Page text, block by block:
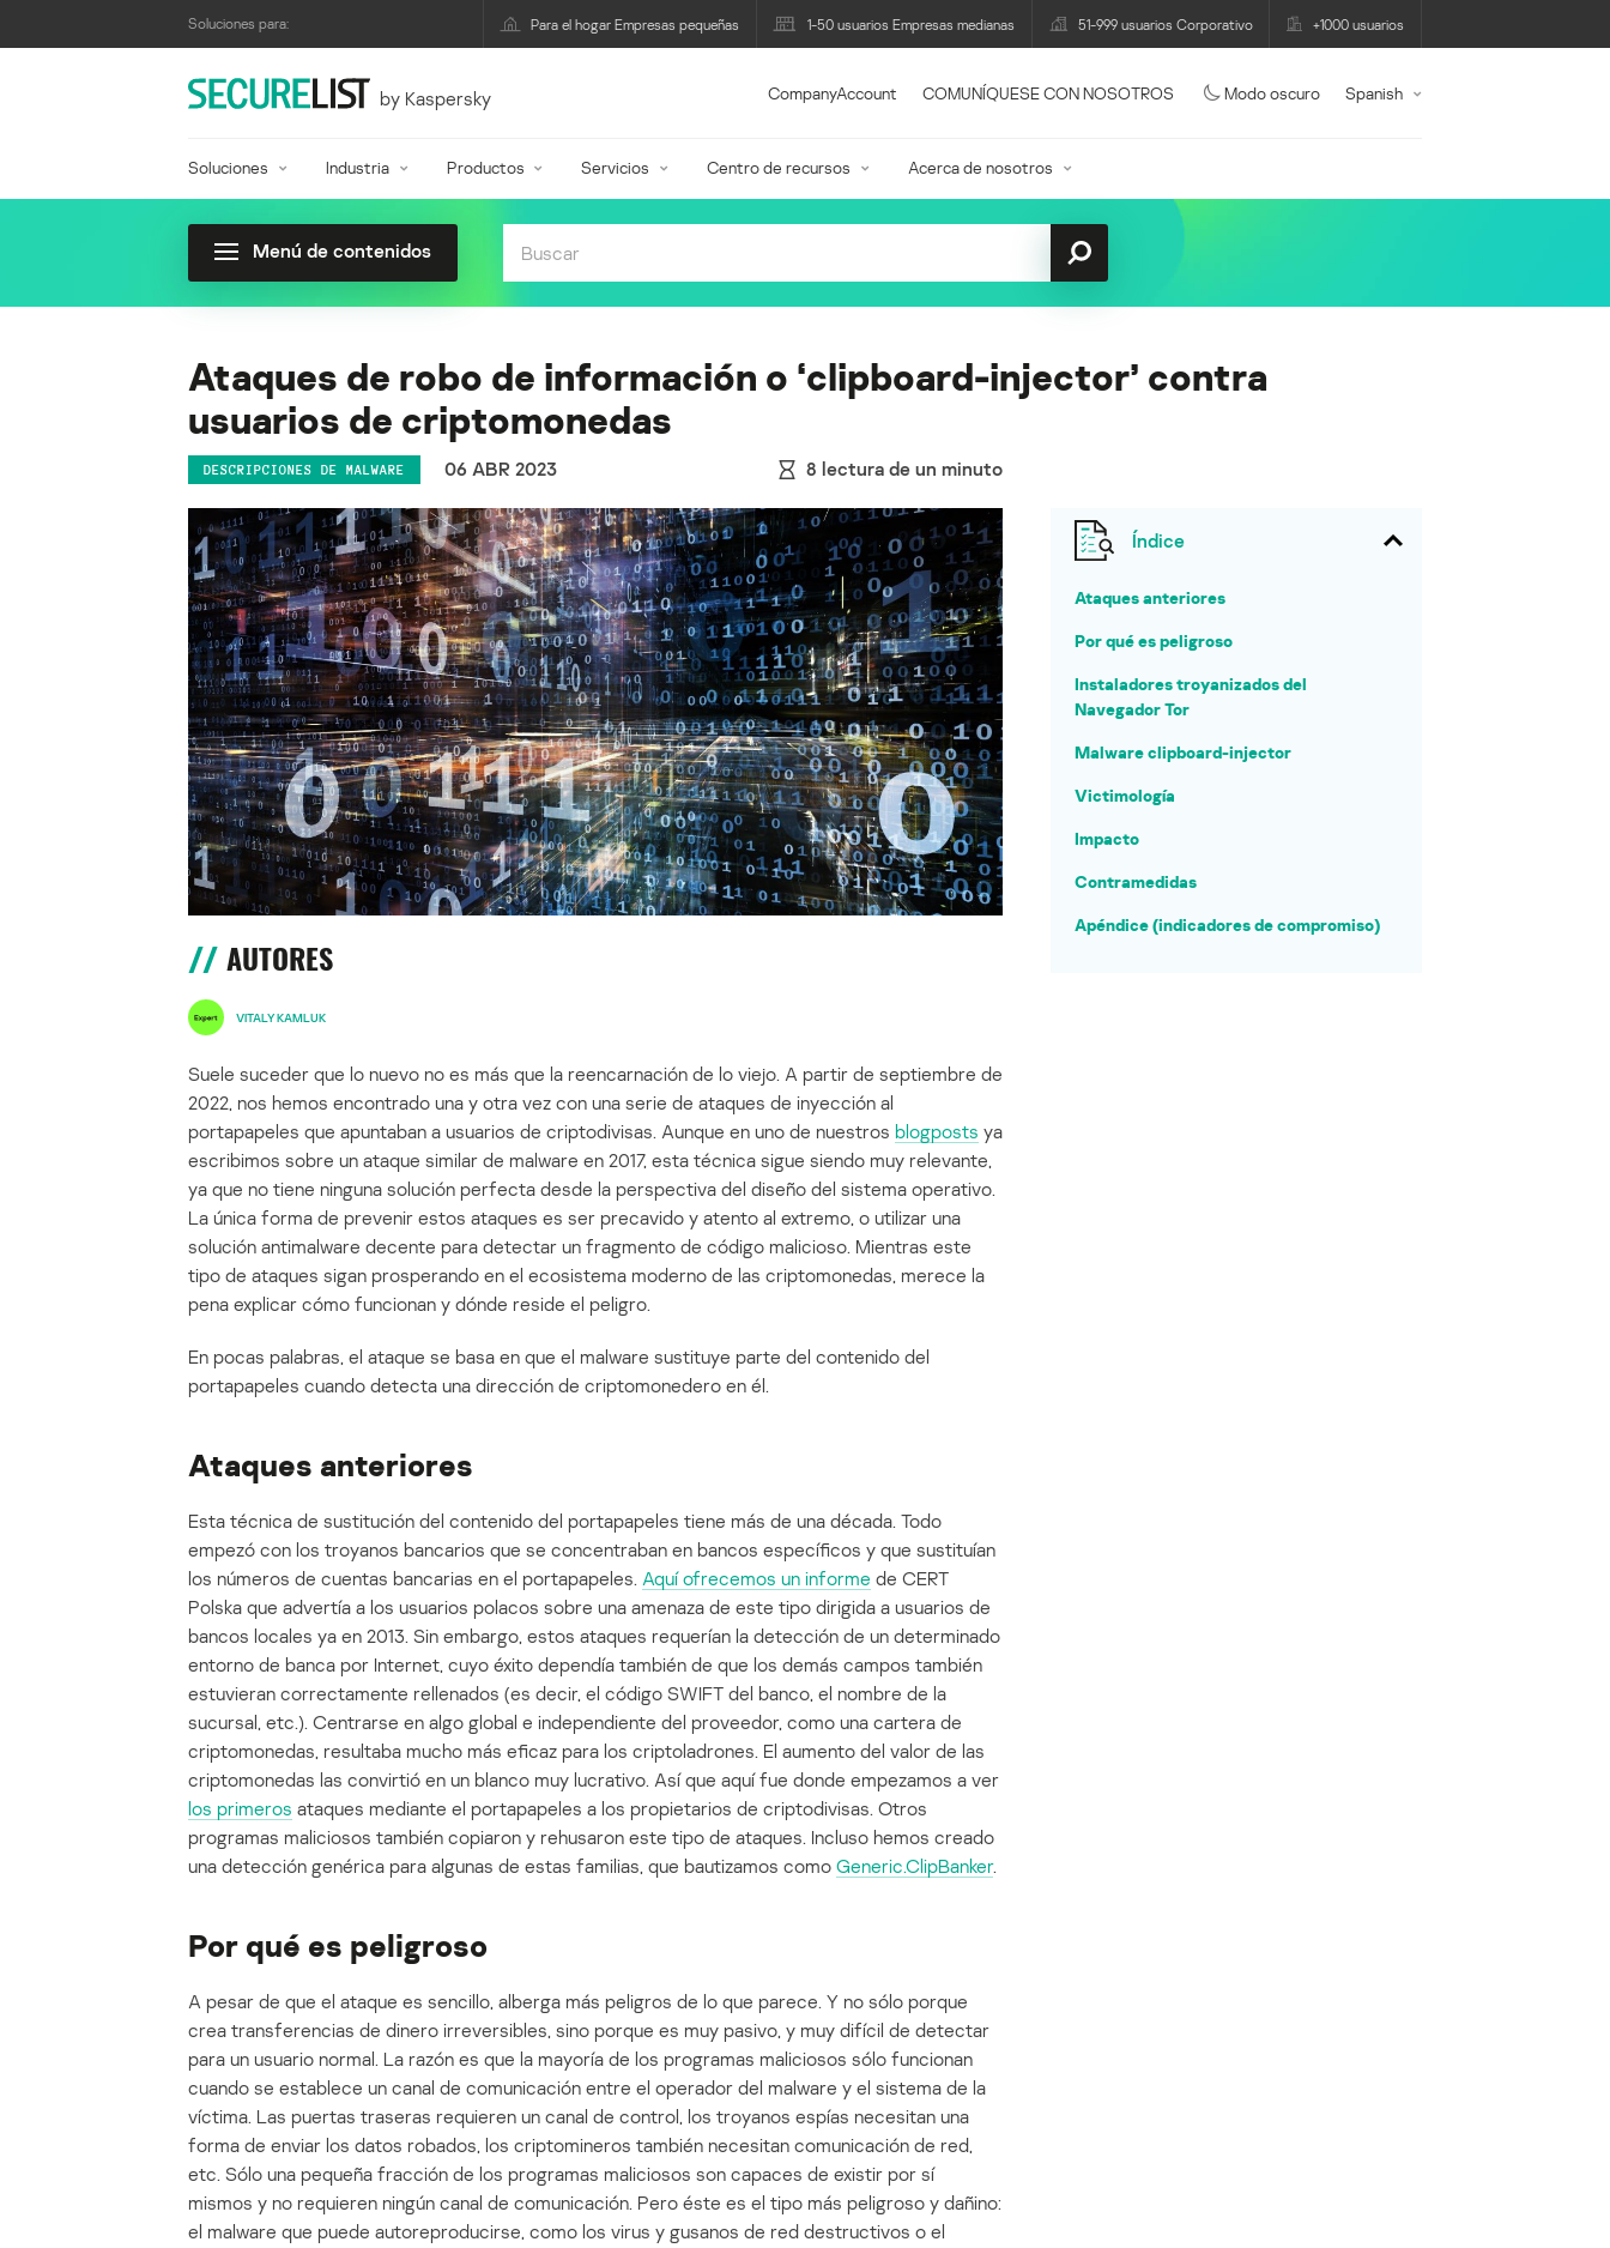
Soluciones para: Para el hogar Empresas pequeñas 1-50 usuarios Empresas medianas 51-999 usuarios Corporativo +1000 usuarios
by Kaspersky CompanyAccount COMUNÍQUESE CON NOSOTROS Modo oscuro Spanish
Soluciones Industria Productos Servicios Centro de recursos Acerca de nosotros
Menú de contenidos
Ataques de robo de información o ‘clipboard-injector’ contra
usuarios de criptomonedas
DESCRIPCIONES DE MALWARE 06 ABR 2023 8 lectura de un minuto
AUTORES
VITALY KAMLUK
Suele suceder que lo nuevo no es más que la reencarnación de lo viejo. A partir de septiembre de
2022, nos hemos encontrado una y otra vez con una serie de ataques de inyección al
portapapeles que apuntaban a usuarios de criptodivisas. Aunque en uno de nuestros blogposts ya
escribimos sobre un ataque similar de malware en 2017, esta técnica sigue siendo muy relevante,
ya que no tiene ninguna solución perfecta desde la perspectiva del diseño del sistema operativo.
La única forma de prevenir estos ataques es ser precavido y atento al extremo, o utilizar una
solución antimalware decente para detectar un fragmento de código malicioso. Mientras este
tipo de ataques sigan prosperando en el ecosistema moderno de las criptomonedas, merece la
pena explicar cómo funcionan y dónde reside el peligro.
En pocas palabras, el ataque se basa en que el malware sustituye parte del contenido del
portapapeles cuando detecta una dirección de criptomonedero en él.
Ataques anteriores
Esta técnica de sustitución del contenido del portapapeles tiene más de una década. Todo
empezó con los troyanos bancarios que se concentraban en bancos específicos y que sustituían
los números de cuentas bancarias en el portapapeles. Aquí ofrecemos un informe de CERT
Polska que advertía a los usuarios polacos sobre una amenaza de este tipo dirigida a usuarios de
bancos locales ya en 2013. Sin embargo, estos ataques requerían la detección de un determinado
entorno de banca por Internet, cuyo éxito dependía también de que los demás campos también
estuvieran correctamente rellenados (es decir, el código SWIFT del banco, el nombre de la
sucursal, etc.). Centrarse en algo global e independiente del proveedor, como una cartera de
criptomonedas, resultaba mucho más eficaz para los criptoladrones. El aumento del valor de las
criptomonedas las convirtió en un blanco muy lucrativo. Así que aquí fue donde empezamos a ver
los primeros ataques mediante el portapapeles a los propietarios de criptodivisas. Otros
programas maliciosos también copiaron y rehusaron este tipo de ataques. Incluso hemos creado
una detección genérica para algunas de estas familias, que bautizamos como Generic.ClipBanker.
Por qué es peligroso
A pesar de que el ataque es sencillo, alberga más peligros de lo que parece. Y no sólo porque
crea transferencias de dinero irreversibles, sino porque es muy pasivo, y muy difícil de detectar
para un usuario normal. La razón es que la mayoría de los programas maliciosos sólo funcionan
cuando se establece un canal de comunicación entre el operador del malware y el sistema de la
víctima. Las puertas traseras requieren un canal de control, los troyanos espías necesitan una
forma de enviar los datos robados, los criptomineros también necesitan comunicación de red,
etc. Sólo una pequeña fracción de los programas maliciosos son capaces de existir por sí
mismos y no requieren ningún canal de comunicación. Pero éste es el tipo más peligroso y dañino:
el malware que puede autoreproducirse, como los virus y gusanos de red destructivos o el
Índice
Ataques anteriores
Por qué es peligroso
Instaladores troyanizados del
Navegador Tor
Malware clipboard-injector
Victimología
Impacto
Contramedidas
Apéndice (indicadores de compromiso)